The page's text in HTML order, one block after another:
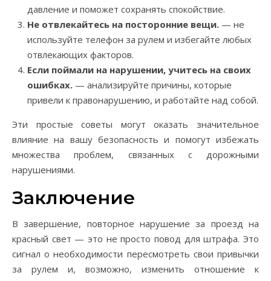
давление и поможет сохранять спокойствие.
Не отвлекайтесь на посторонние вещи. — не
используйте телефон за рулем и избегайте любых
отвлекающих факторов.
Если поймали на нарушении, учитесь на своих
ошибках. — анализируйте причины, которые
привели к правонарушению, и работайте над собой.
Эти простые советы могут оказать значительное
влияние на вашу безопасность и помогут избежать
множества проблем, связанных с дорожными
нарушениями.
Заключение
В завершение, повторное нарушение за проезд на
красный свет — это не просто повод для штрафа. Это
сигнал о необходимости пересмотреть свои привычки
за рулем и, возможно, изменить отношение к